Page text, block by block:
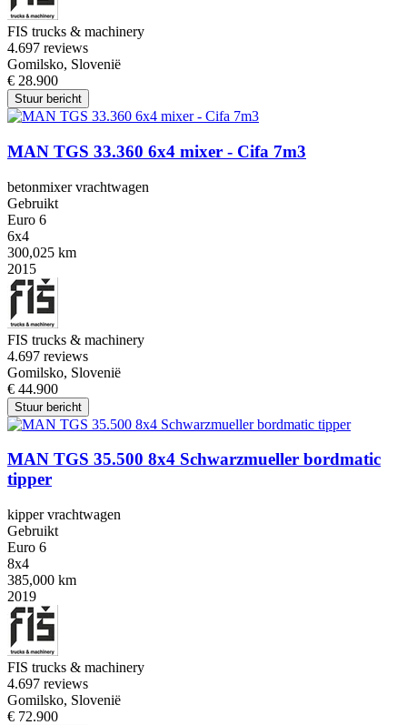
FIS trucks & machinery
4.697 reviews
Gomilsko, Slovenië
€ 28.900
Stuur bericht
MAN TGS 33.360 6x4 mixer - Cifa 7m3
betonmixer vrachtwagen
Gebruikt
Euro 6
6x4
300,025 km
2015
FIS trucks & machinery
4.697 reviews
Gomilsko, Slovenië
€ 44.900
Stuur bericht
MAN TGS 35.500 8x4 Schwarzmueller bordmatic
tipper
kipper vrachtwagen
Gebruikt
Euro 6
8x4
385,000 km
2019
FIS trucks & machinery
4.697 reviews
Gomilsko, Slovenië
€ 72.900